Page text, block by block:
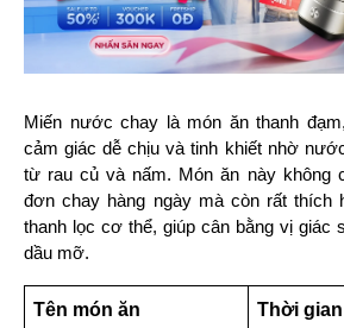
Miến nước chay là món ăn thanh
cảm giác dễ chịu và tinh khiết nhờ
từ rau củ và nấm. Món ăn này không
đơn chay hàng ngày mà còn rất thích
thanh lọc cơ thể, giúp cân bằng vị giác
dầu mỡ.
Tên món ăn Thời